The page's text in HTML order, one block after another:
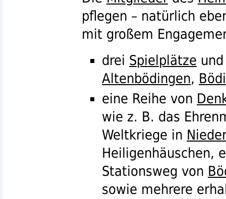
pflegen – natürlich
mit großem
drei Spielplätze
Altenbödingen,
eine Reihe von
wie z. B. das
Weltkriege in
Heiligenhäuschen,
Stationsweg von
sowie mehrere